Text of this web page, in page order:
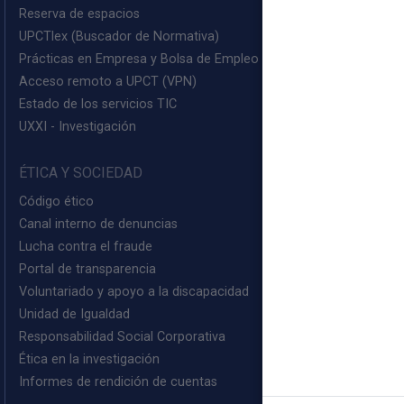
Reserva de espacios
UPCTlex (Buscador de Normativa)
Prácticas en Empresa y Bolsa de Empleo (PEM)
Acceso remoto a UPCT (VPN)
Estado de los servicios TIC
UXXI - Investigación
ÉTICA Y SOCIEDAD
Código ético
Canal interno de denuncias
Lucha contra el fraude
Portal de transparencia
Voluntariado y apoyo a la discapacidad
Unidad de Igualdad
Responsabilidad Social Corporativa
Ética en la investigación
Informes de rendición de cuentas